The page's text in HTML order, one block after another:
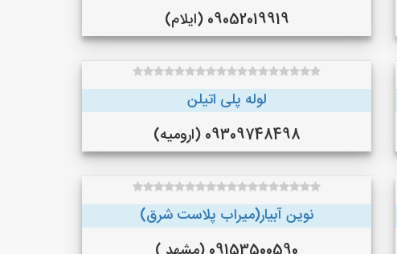
09052019919 (ایلام)
لوله پلی اتیلن
09309748498 (ارومیه)
نوین آبیار(میراب پلاست شرق)